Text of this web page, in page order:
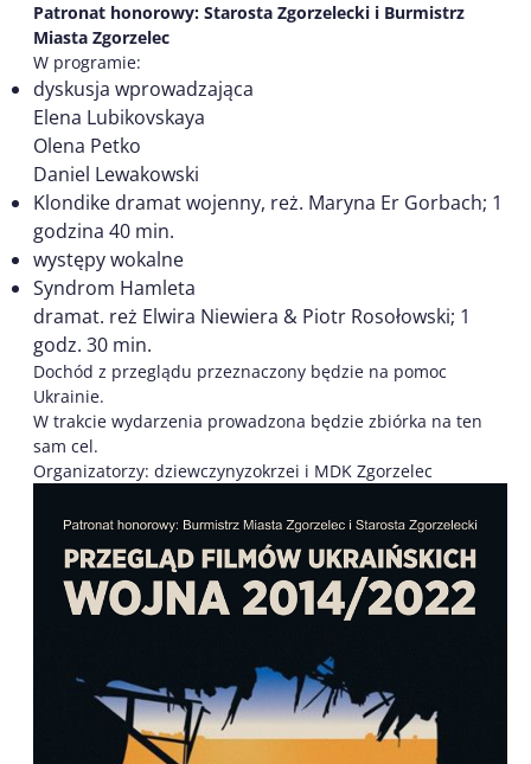
Patronat honorowy: Starosta Zgorzelecki i Burmistrz
Miasta Zgorzelec
W programie:
dyskusja wprowadzająca
Elena Lubikovskaya
Olena Petko
Daniel Lewakowski
Klondike dramat wojenny, reż. Maryna Er Gorbach; 1
godzina 40 min.
występy wokalne
Syndrom Hamleta
dramat. reż Elwira Niewiera & Piotr Rosołowski; 1
godz. 30 min.
Dochód z przeglądu przeznaczony będzie na pomoc
Ukrainie.
W trakcie wydarzenia prowadzona będzie zbiórka na ten
sam cel.
Organizatorzy: dziewczynyzokrzei i MDK Zgorzelec